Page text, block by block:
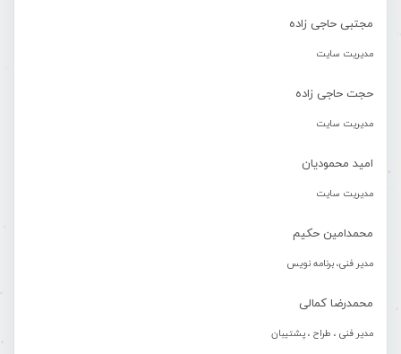
مجتبی حاجی زاده
مدیریت سایت
حجت حاجی زاده
مدیریت سایت
امید محمودیان
مدیریت سایت
محمدامین حکیم
مدیر فنی، برنامه نویس
محمدرضا کمالی
مدیر فنی ، طراح ، پشتیبان